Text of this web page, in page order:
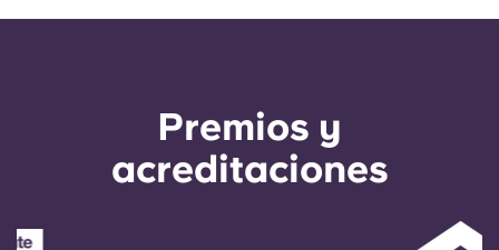
Premios y
acreditaciones